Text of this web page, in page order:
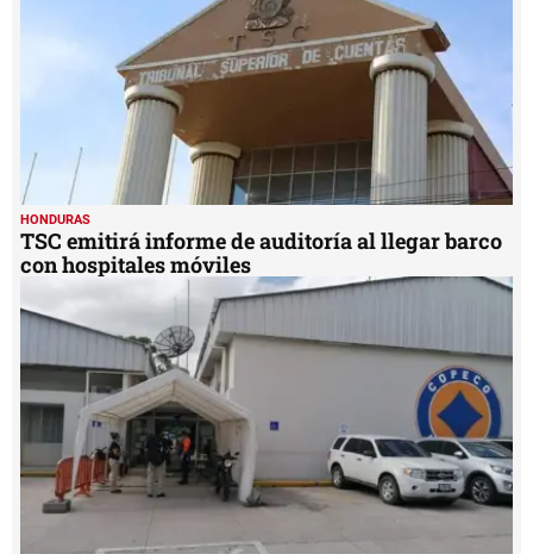
HONDURAS
TSC emitirá informe de auditoría al llegar barco
con hospitales móviles